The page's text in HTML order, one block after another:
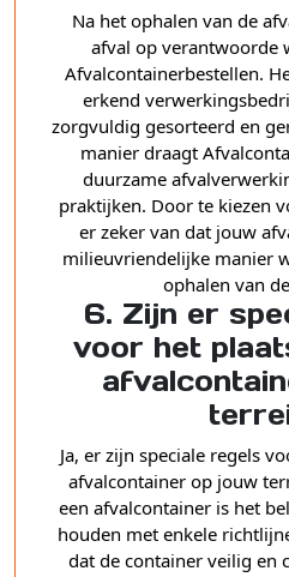
Na het ophalen van de
afval op verantwoorde
Afvalcontainerbestellen.
erkend
zorgvuldig gesorteerd en
manier draagt
duurzame
praktijken. Door te kiezen
er zeker van dat jouw
milieuvriendelijke manier
ophalen van
6. Zijn er
voor het
Ja, er zijn speciale regels
afvalcontainer op jouw
een afvalcontainer is het
houden met enkele
dat de container veilig en